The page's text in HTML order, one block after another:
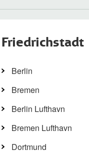
Friedrichstadt
Berlin
Bremen
Berlin Lufthavn
Bremen Lufthavn
Dortmund